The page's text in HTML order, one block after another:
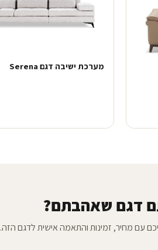
מערכת ישיבה דגם Serena
דגם שאהבתם?
עם מחיר, זמינות והתאמה אישית לדגם הזה.